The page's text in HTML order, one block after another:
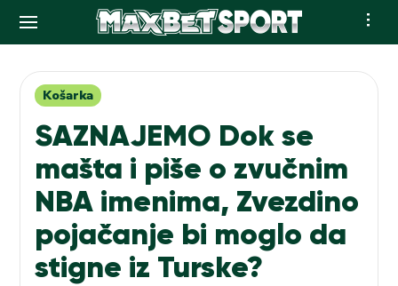
contentKošarka
SAZNAJEMO Dok se
mašta i piše o zvučnim
NBA imenima, Zvezdino
pojačanje bi moglo da
stigne iz Turske?